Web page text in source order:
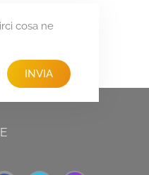
cosa ne
INVIA